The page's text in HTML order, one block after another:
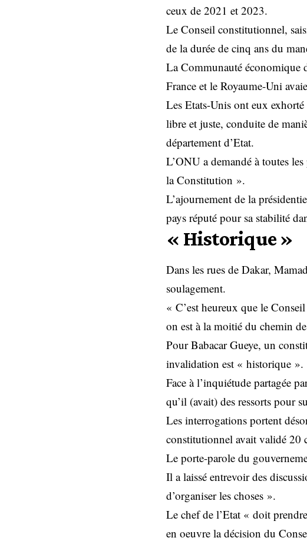
ceux de 2021 et 2023.
Le Conseil constitutionnel,
de la durée de cinq ans du
La Communauté économique
France et le Royaume-Uni
Les Etats-Unis ont eux exhorté
libre et juste, conduite de
département d’Etat.
L’ONU a demandé à toutes
la Constitution ».
L’ajournement de la
pays réputé pour sa stabilité
« Historique »
Dans les rues de Dakar,
soulagement.
« C’est heureux que le
on est à la moitié du chemin
Pour Babacar Gueye, un
invalidation est « historique ».
Face à l’inquiétude partagée
qu’il (avait) des ressorts pour
Les interrogations portent
constitutionnel avait validé 20
Le porte-parole du
Il a laissé entrevoir des
d’organiser les choses ».
Le chef de l’Etat « doit
en oeuvre la décision du